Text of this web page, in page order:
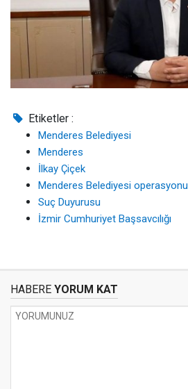
Etiketler :
Menderes Belediyesi
Menderes
İlkay Çiçek
Menderes Belediyesi operasyonu
Suç Duyurusu
İzmir Cumhuriyet Başsavcılığı
HABERE YORUM KAT